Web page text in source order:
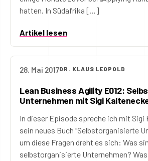
hatten. In Südafrika […]
Artikel lesen
28. Mai 2017DR. KLAUS LEOPOLD
Lean Business Agility E012:
Unternehmen mit Sigi
In dieser Episode spreche ich mit Sigi
sein neues Buch “Selbstorganisierte
um diese Fragen dreht es sich: Was
selbstorganisierte Unternehmen?